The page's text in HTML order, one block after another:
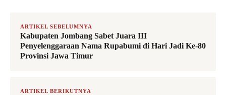
ARTIKEL SEBELUMNYA
Kabupaten Jombang Sabet Juara III
Penyelenggaraan Nama Rupabumi di Hari Jadi Ke-80
Provinsi Jawa Timur
ARTIKEL BERIKUTNYA